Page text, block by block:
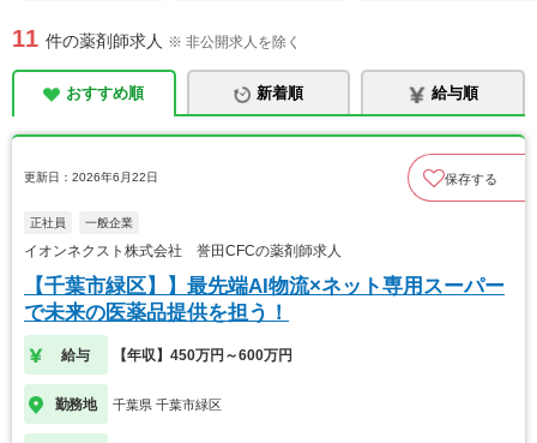
11 件の薬剤師求人 ※ 非公開求人を除く
おすすめ順 新着順 給与順
更新日：2026年6月22日 保存する
正社員 一般企業
イオンネクスト株式会社 誉田CFCの薬剤師求人
【千葉市緑区】】最先端AI物流×ネット専用スーパー
で未来の医薬品提供を担う！
給与 【年収】450万円～600万円
勤務地 千葉県 千葉市緑区